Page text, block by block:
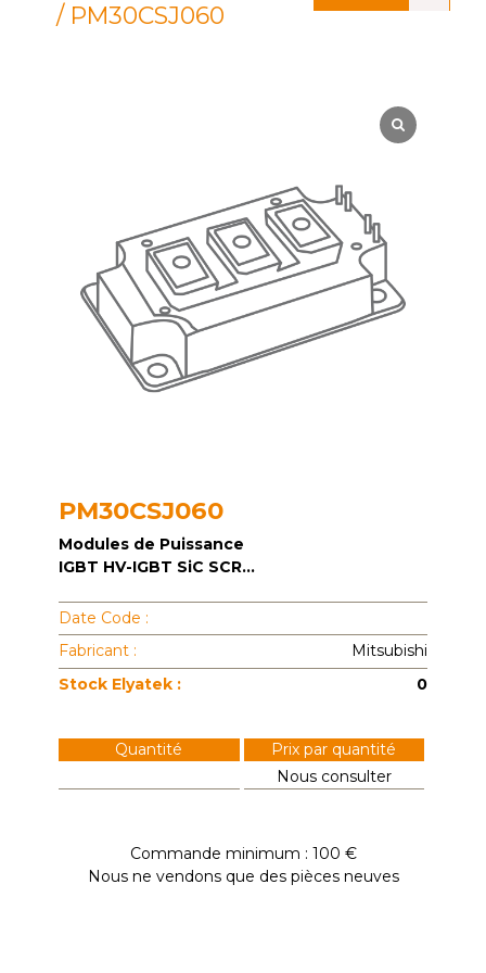
/ PM30CSJ060
PM30CSJ060
Modules de Puissance
IGBT HV-IGBT SiC SCR...
Date Code :
Fabricant :
Mitsubishi
Stock Elyatek :
0
Quantité
Prix par quantité
Nous consulter
Commande minimum : 100 €
Nous ne vendons que des pièces neuves